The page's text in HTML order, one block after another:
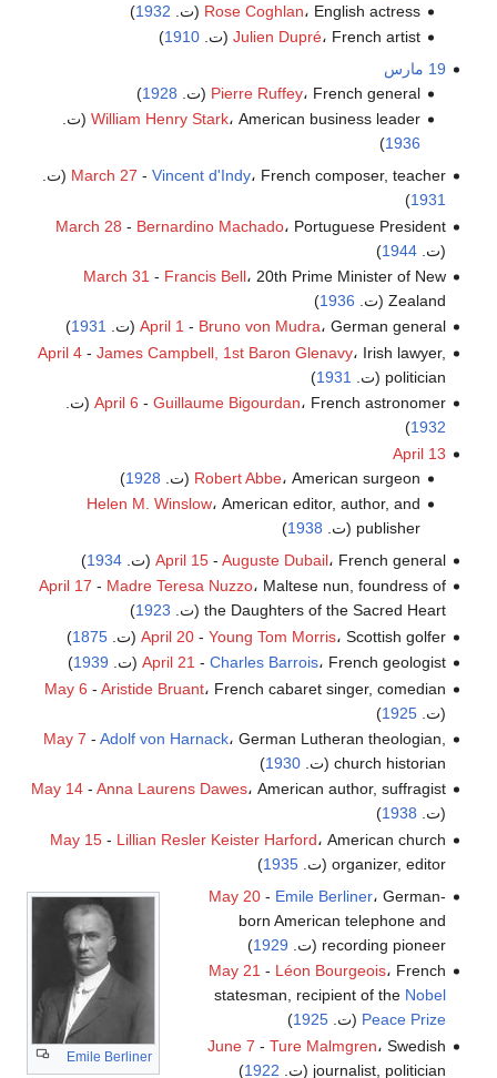
Rose Coghlan، English actress (ت. 1932
)
Julien Dupré، French artist (ت. 1910
)
19 مارس
Pierre Ruffey، French general (ت. 1928
)
William Henry Stark، American business leader (ت.
1936
)
March 27 - Vincent d'Indy، French composer, teacher (ت.
1931
)
March 28 - Bernardino Machado، Portuguese President
(ت.1944
)
March 31 - Francis Bell، 20th Prime Minister of New
Zealand (ت.
1936
)
April 1 - Bruno von Mudra، German general (ت. 1931
)
April 4- James Campbell, 1st Baron Glenavy، Irish lawyer,
politician (ت.
1931
)
April 6 - Guillaume Bigourdan، French astronomer (ت.
1932
)
April 13
Robert Abbe، American surgeon (ت. 1928
)
Helen M. Winslow، American editor, author, and
publisher (ت.
1938
)
April 15- Auguste Dubail، French general (ت. 1934
)
April 17 - Madre Teresa Nuzzo، Maltese nun, foundress of
the Daughters of the Sacred Heart (ت.
1923
)
April 20- Young Tom Morris، Scottish golfer (ت. 1875
)
April 21 - Charles Barrois، French geologist (ت. 1939
)
May 6 - Aristide Bruant، French cabaret singer, comedian
(ت.1925
)
May 7 - Adolf von Harnack، German Lutheran theologian,
church historian (ت.
1930
)
May 14- Anna Laurens Dawes، American author, suffragist
(ت. 1938
)
May 15- Lillian Resler Keister Harford، American church
organizer, editor (ت.
1935
)
Emile Berliner
May 20- Emile Berliner، German-
born American telephone and
recording pioneer (ت.
1929
)
May 21 - Léon Bourgeois، French
statesman, recipient of the Nobel
Peace Prize (ت.1925
)
June 7 - Ture Malmgren، Swedish
journalist, politician (ت.
1922
)